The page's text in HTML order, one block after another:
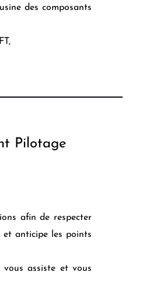
des composants
Pilotage
afin de respecter
anticipe les points
assiste et vous